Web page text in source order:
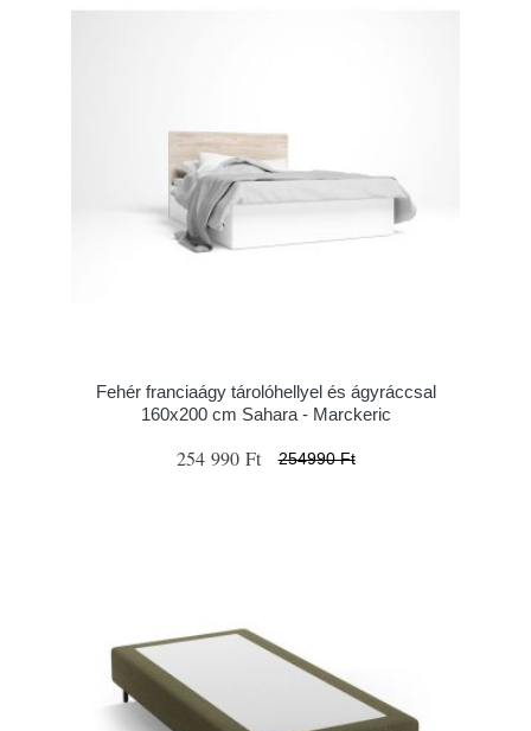
Fehér franciaágy tárolóhellyel és ágyráccsal
160x200 cm Sahara - Marckeric
254 990 Ft 254990 Ft